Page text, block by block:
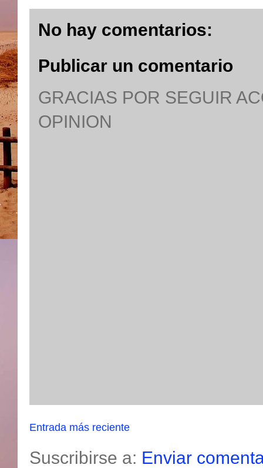
No hay comentarios:
Publicar un comentario
GRACIAS POR SEGUIR
OPINION
Entrada más reciente
Suscribirse a: Enviar